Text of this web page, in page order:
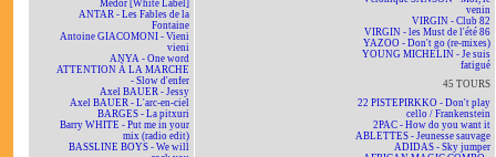
Médor [White Label]
ANTAR - Les Fables de la
Fontaine
Antoine GIACOMONI - Vieni
vieni
ANYA - One word
ATTENTION À LA MARCHE
- Slow d'enfer
Axel BAUER - Jessy
Axel BAUER - L'arc-en-ciel
BARGES - La pitxuri
Barry WHITE - Put me in your
mix (radio edit)
BASSLINE BOYS - We will
venin
VIRGIN - Club 82
VIRGIN - les Must de l'été 86
YAZOO - Don't go (re-mixes)
YOUNG MICHELIN - Je suis
fatigué
45 TOURS
22 PISTEPIRKKO - Don't play
cello / Frankenstein
2PAC - How do you want it
ABLETTES - Jeunesse sauvage
ADIDAS - Sky jumper